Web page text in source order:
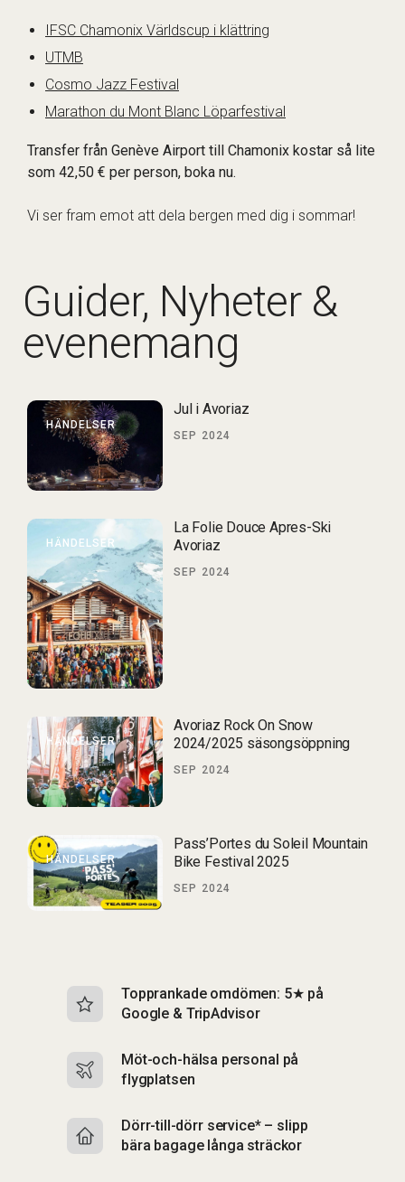
IFSC Chamonix Världscup i klättring
UTMB
Cosmo Jazz Festival
Marathon du Mont Blanc Löparfestival
Transfer från Genève Airport till Chamonix kostar så lite
som 42,50 € per person, boka nu.
Vi ser fram emot att dela bergen med dig i sommar!
Guider, Nyheter &
evenemang
HÄNDELSER
Jul i Avoriaz
SEP 2024
HÄNDELSER
La Folie Douce Apres-Ski
Avoriaz
SEP 2024
HÄNDELSER
Avoriaz Rock On Snow
2024/2025 säsongsöppning
SEP 2024
HÄNDELSER
Pass’Portes du Soleil Mountain
Bike Festival 2025
SEP 2024
Topprankade omdömen: 5★ på
Google & TripAdvisor
Möt-och-hälsa personal på
flygplatsen
Dörr-till-dörr service* – slipp
bära bagage långa sträckor